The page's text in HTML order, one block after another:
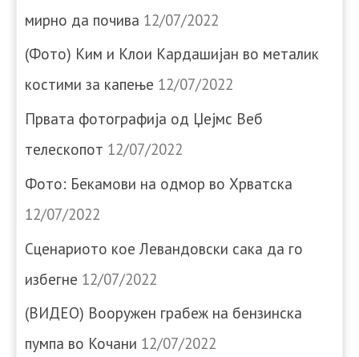
мирно да почива 12/07/2022
(Фото) Ким и Клои Кардашијан во металик
костими за капење 12/07/2022
Првата фотографија од Џејмс Веб
телескопот 12/07/2022
Фото: Бекамови на одмор во Хрватска
12/07/2022
Сценариото кое Левандовски сака да го
избегне 12/07/2022
(ВИДЕО) Вооружен грабеж на бензинска
пумпа во Кочани 12/07/2022